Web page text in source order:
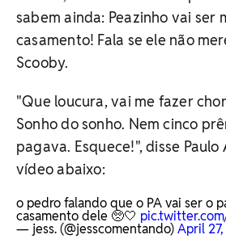
sabem ainda: Peazinho vai ser
casamento! Fala se ele não
Scooby.
"Que loucura, vai me fazer
Sonho do sonho. Nem cinco
pagava. Esquece!", disse Paulo
vídeo abaixo:
o pedro falando que o PA vai ser o
casamento dele 🥺🤍
— jess. (@jesscomentando)April